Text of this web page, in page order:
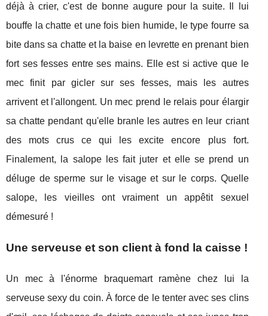
déjà à crier, c'est de bonne augure pour la suite. Il lui
bouffe la chatte et une fois bien humide, le type fourre sa
bite dans sa chatte et la baise en levrette en prenant bien
fort ses fesses entre ses mains. Elle est si active que le
mec finit par gicler sur ses fesses, mais les autres
arrivent et l'allongent. Un mec prend le relais pour élargir
sa chatte pendant qu'elle branle les autres en leur criant
des mots crus ce qui les excite encore plus fort.
Finalement, la salope les fait juter et elle se prend un
déluge de sperme sur le visage et sur le corps. Quelle
salope, les vieilles ont vraiment un appêtit sexuel
démesuré !
Une serveuse et son client à fond la caisse !
Un mec à l'énorme braquemart ramène chez lui la
serveuse sexy du coin. À force de le tenter avec ses clins